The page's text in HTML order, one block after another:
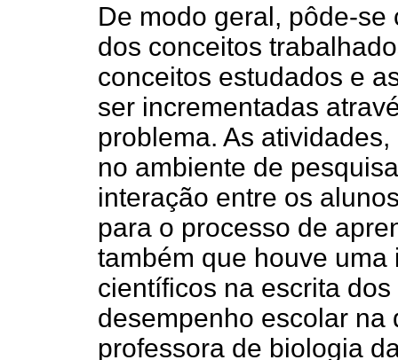
De modo geral, pôde-
dos conceitos
conceitos estudados e
ser incrementadas
problema. As
no ambiente de
interação entre os
para o processo de
também que houve
científicos na escrita
desempenho escolar na
professora de biologia